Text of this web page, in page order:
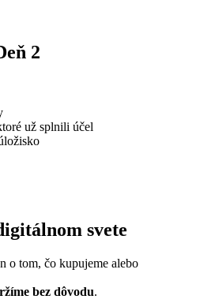
2
už splnili účel
svete
o tom, čo kupujeme alebo
bez dôvodu.